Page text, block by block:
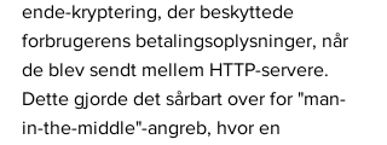
ende-kryptering, der beskyttede
forbrugerens betalingsoplysninger, når
de blev sendt mellem HTTP-servere.
Dette gjorde det sårbart over for "man-
in-the-middle"-angreb, hvor en